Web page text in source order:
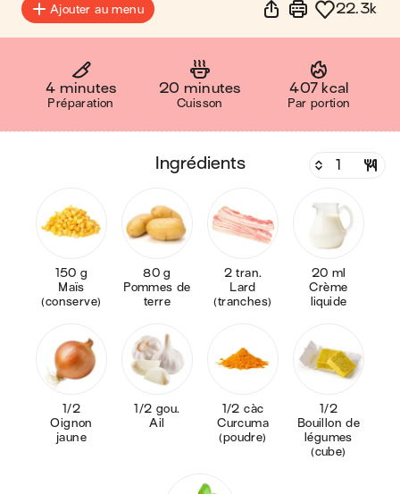
Ajouter au menu 22.3k
4 minutes
Préparation
20 minutes
Cuisson
407 kcal
Par portion
ingrédients
150 g
Maïs
(conserve)
80 g
Pommes de
terre
2 tran.
Lard
(tranches)
20 ml
Crème
liquide
1/2
Oignon
jaune
1/2 gou.
Ail
1/2 càc
Curcuma
(poudre)
1/2
Bouillon de
légumes
(cube)